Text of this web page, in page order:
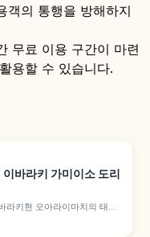
객의 통행을 방해하지
무료 이용 구간이 마련
용할 수 있습니다.
바라키 가미이소 도리
라키현 오아라이마치의 태평
암초 위 '가미이소 도리이'의